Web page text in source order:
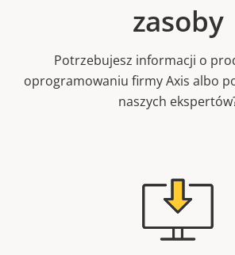
zasoby
Potrzebujesz informacji o
oprogramowaniu firmy Axis albo
naszych